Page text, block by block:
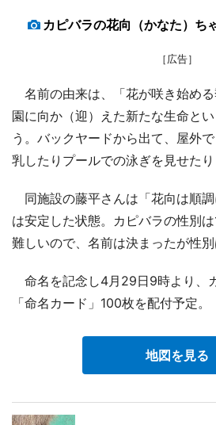
カピバラの花向（かなた）ち
［広告］
名前の由来は、「花が咲き始め
園に向か（迎）えた新たな生命と
う。バックヤードから出て、屋外
乳したりプールでの泳ぎを見せたり
同施設の藤平さんは「花向は順
は安定した状態。カピバラの性別
難しいので、名前は決まったが性別
命名を記念し4月29日9時より、
「命名カード」100枚を配付予定。
地図を見る